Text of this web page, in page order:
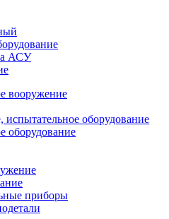
АСУ
вооружение
испытательное оборудование
оборудование
приборы